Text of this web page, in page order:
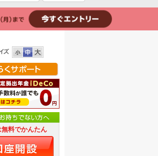
無料でかんたん